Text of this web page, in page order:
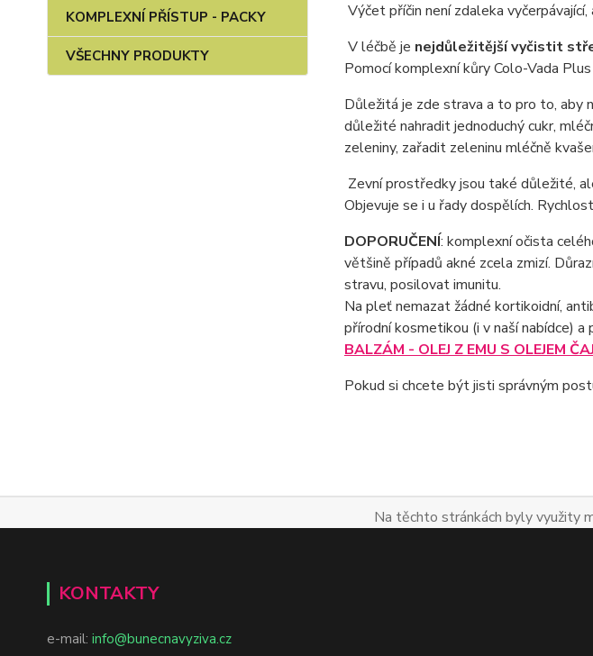
KOMPLEXNÍ PŘÍSTUP - PACKY
VŠECHNY PRODUKTY
Výčet příčin není zdaleka
V léčbě je nejdůležitější vyčistit
Pomocí komplexní kůry Colo-Vada
Důležitá je zde strava a to pro to, aby
důležité nahradit jednoduchý cukr,
zeleniny, zařadit zeleninu mléčně
Zevní prostředky jsou také důležité,
Objevuje se i u řady dospělích.
DOPORUČENÍ: komplexní očista
většině případů akné zcela zmizí.
stravu, posilovat imunitu.
Na pleť nemazat žádné kortikoidní,
přírodní kosmetikou (i v naší nabídce) a
BALZÁM - OLEJ Z EMU S OLEJEM
Pokud si chcete být jisti správným
Na těchto stránkách byly využity
KONTAKTY
e-mail: info@bunecnavyziva.cz